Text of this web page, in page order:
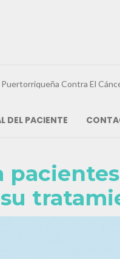
Puertorriqueña Contra El
DEL PACIENTE